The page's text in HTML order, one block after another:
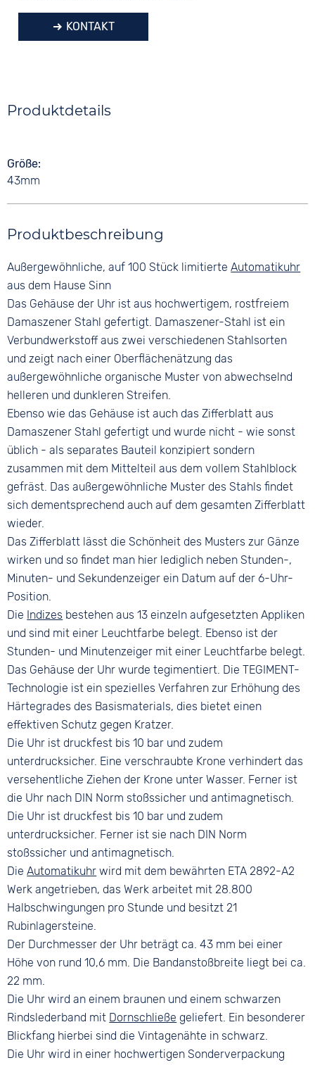
KONTAKT
Produktdetails
Größe
43mm
Produktbeschreibung
Außergewöhnliche, auf 100 Stück limitierteAutomatikuhr
aus dem Hause Sinn
Das Gehäuse der Uhr ist aus hochwertigem, rostfreiem
Damaszener Stahl gefertigt. Damaszener-Stahl ist ein
Verbundwerkstoff aus zwei verschiedenen Stahlsorten
und zeigt nach einer Oberflächenätzung das
außergewöhnliche organische Muster von abwechselnd
helleren und dunkleren Streifen.
Ebenso wie das Gehäuse ist auch das Zifferblatt aus
Damaszener Stahl gefertigt und wurde nicht - wie sonst
üblich - als separates Bauteil konzipiert sondern
zusammen mit dem Mittelteil aus dem vollem Stahlblock
gefräst. Das außergewöhnliche Muster des Stahls findet
sich dementsprechend auch auf dem gesamten Zifferblatt
wieder.
Das Zifferblatt lässt die Schönheit des Musters zur Gänze
wirken und so findet man hier lediglich neben Stunden-,
Minuten- und Sekundenzeiger ein Datum auf der 6-Uhr-
Position.
Die Indizes bestehen aus 13 einzeln aufgesetzten Appliken
und sind mit einer Leuchtfarbe belegt. Ebenso ist der
Stunden- und Minutenzeiger mit einer Leuchtfarbe belegt.
Das Gehäuse der Uhr wurde tegimentiert. Die TEGIMENT-
Technologie ist ein spezielles Verfahren zur Erhöhung des
Härtegrades des Basismaterials, dies bietet einen
effektiven Schutz gegen Kratzer.
Die Uhr ist druckfest bis 10 bar und zudem
unterdrucksicher. Eine verschraubte Krone verhindert das
versehentliche Ziehen der Krone unter Wasser. Ferner ist
die Uhr nach DIN Norm stoßssicher und antimagnetisch.
Die Uhr ist druckfest bis 10 bar und zudem
unterdrucksicher. Ferner ist sie nach DIN Norm
stoßssicher und antimagnetisch.
DieAutomatikuhr wird mit dem bewährten ETA 2892-A2
Werk angetrieben, das Werk arbeitet mit 28.800
Halbschwingungen pro Stunde und besitzt 21
Rubinlagersteine.
Der Durchmesser der Uhr beträgt ca. 43 mm bei einer
Höhe von rund 10,6 mm. Die Bandanstoßbreite liegt bei ca.
22 mm.
Die Uhr wird an einem braunen und einem schwarzen
Rindslederband mit Dornschließe geliefert. Ein besonderer
Blickfang hierbei sind die Vintagenähte in schwarz.
Die Uhr wird in einer hochwertigen Sonderverpackung